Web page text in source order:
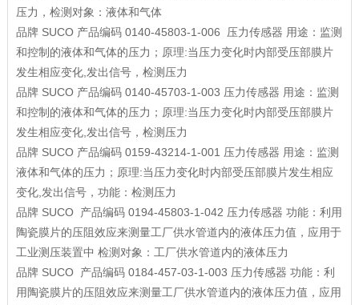
压力，检测对象：液体和气体
品牌 SUCO 产品编码 0140-45803-1-006 压力传感器 用途：监测
和控制的液体和气体的压力；原理:当压力变化时内部受压部膜片
发生相应变化,发出信号，检测压力
品牌 SUCO 产品编码 0140-45703-1-003 压力传感器 用途：监测
和控制的液体和气体的压力；原理:当压力变化时内部受压部膜片
发生相应变化,发出信号，检测压力
品牌 SUCO 产品编码 0159-43214-1-001 压力传感器 用途：监测
液体和气体的压力；原理:当压力变化时内部受压部膜片发生相应
变化,发出信号，功能：检测压力
品牌 SUCO 产品编码 0194-45803-1-042 压力传感器 功能：利用
陶瓷膜片的压阻效应来测量工厂供水管道内的液体压力值，应用于
工业测压装置中 检测对象：工厂供水管道内的液体压力
品牌 SUCO 产品编码 0184-457-03-1-003 压力传感器 功能：利
用陶瓷膜片的压阻效应来测量工厂供水管道内的液体压力值，应用